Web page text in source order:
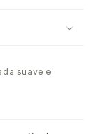
suave e